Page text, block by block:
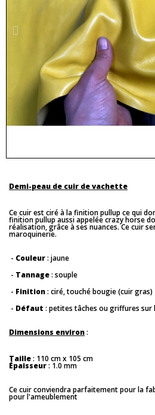
Demi-peau de cuir de vachette
Ce cuir est ciré à la finition pullup ce qui
finition pullup aussi appelée crazy horse
réalisation, grâce à ses nuances. Ce cuir
maroquinerie.
- Couleur: jaune
- Tannage: souple
- Finition: ciré, touché bougie (cuir gras)
- Défaut : petites tâches ou griffures sur
Dimensions environ:
Taille: 110 cm x 105 cm
Épaisseur: 1.0 mm
Ce cuir conviendra parfaitement pour la
pour l'ameublement